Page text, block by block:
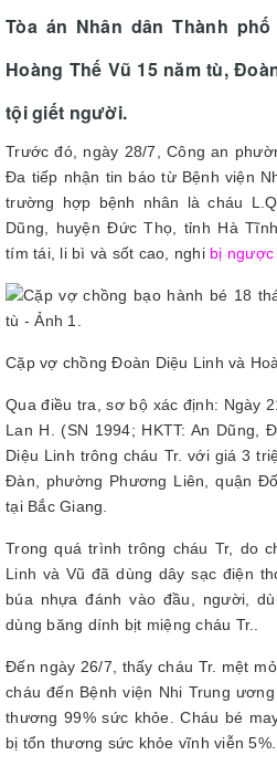
Tòa án Nhân dân Thành
Hoàng Thế Vũ 15 năm tù,
tội giết người.
Trước đó, ngày 28/7, Công an
Đa tiếp nhận tin báo từ Bệnh viện
trường hợp bệnh nhân là cháu
Dũng, huyện Đức Thọ, tỉnh Hà
tím tái, li bì và sốt cao, nghi bị ngược
Cặp vợ chồng Đoàn Diệu Linh và
Qua điều tra, sơ bộ xác định: Ngày
Lan H. (SN 1994; HKTT: An Dũng,
Diệu Linh trông cháu Tr. với giá 3
Đàn, phường Phương Liên, quận
tại Bắc Giang.
Trong quá trình trông cháu Tr, do
Linh và Vũ đã dùng dây sạc điện
búa nhựa đánh vào đầu, người,
dùng băng dính bịt miệng cháu Tr..
Đến ngày 26/7, thấy cháu Tr. mệt
cháu đến Bệnh viện Nhi Trung
thương 99% sức khỏe. Cháu bé
bị tổn thương sức khỏe vĩnh viễn 5%.